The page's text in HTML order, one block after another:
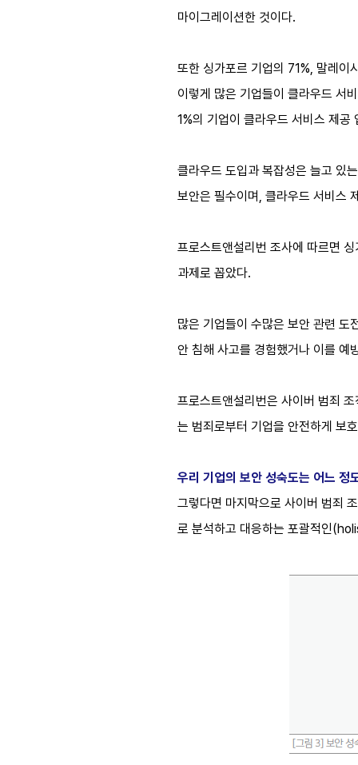
마이그레이션한 것이다.
또한 싱가포르 기업의 71%, 말레이
이렇게 많은 기업들이 클라우드 서
1%의 기업이 클라우드 서비스 제
클라우드 도입과 복잡성은 늘고 있
보안은 필수이며, 클라우드 서비스
프로스트앤설리번 조사에 따르면
과제로 꼽았다.
많은 기업들이 수많은 보안 관련 도
안 침해 사고를 경험했거나 이를 예
프로스트앤설리번은 사이버 범죄
는 범죄로부터 기업을 안전하게 보
우리 기업의 보안 성숙도는 어느 정
그렇다면 마지막으로 사이버 범죄
로 분석하고 대응하는 포괄적인